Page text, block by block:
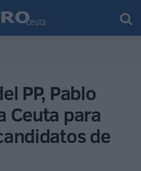
PP, Pablo
Ceuta para
de